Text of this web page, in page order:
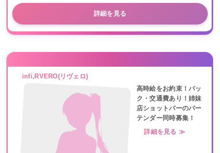
詳細を見る
infi,RVERO(リヴェロ)
高時給をお約束！バッ
ク・交通費あり！姉妹
店ショットバーのバー
テンダー同時募集！
詳細を見る ≫